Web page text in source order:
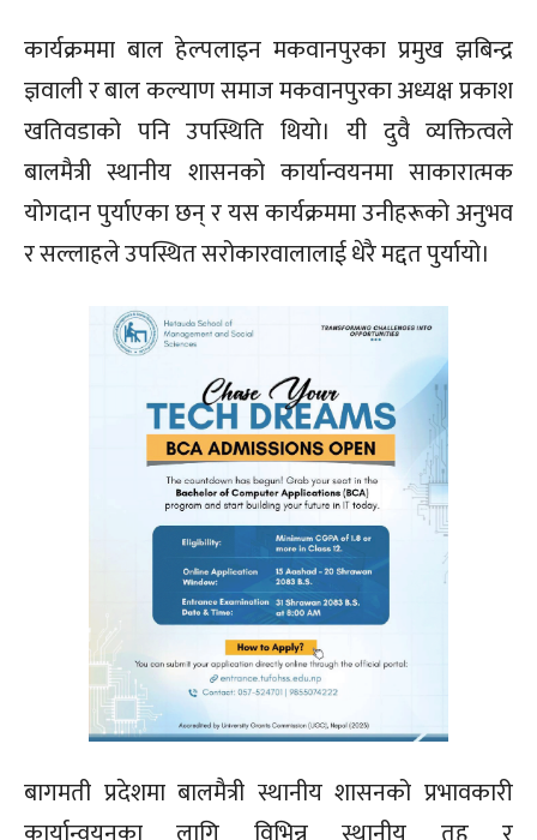
कार्यक्रममा बाल हेल्पलाइन मकवानपुरका प्रमुख झबिन्द्र
ज्ञवाली र बाल कल्याण समाज मकवानपुरका अध्यक्ष प्रकाश
खतिवडाको पनि उपस्थिति थियो। यी दुवै व्यक्तित्वले
बालमैत्री स्थानीय शासनको कार्यान्वयनमा साकारात्मक
योगदान पुर्याएका छन् र यस कार्यक्रममा उनीहरूको अनुभव
र सल्लाहले उपस्थित सरोकारवालालाई धेरै मद्दत पुर्यायो।
बागमती प्रदेशमा बालमैत्री स्थानीय शासनको प्रभावकारी